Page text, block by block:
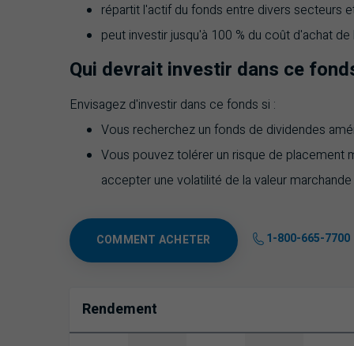
répartit l'actif du fonds entre divers secteurs
peut investir jusqu'à 100 % du coût d'achat
Qui devrait investir dans ce
Envisagez d'investir dans ce fonds si :
Vous recherchez un fonds de dividendes
Vous pouvez tolérer un risque de placement
accepter une volatilité de la valeur
COMMENT ACHETER 1-800-665-7700
Rendement